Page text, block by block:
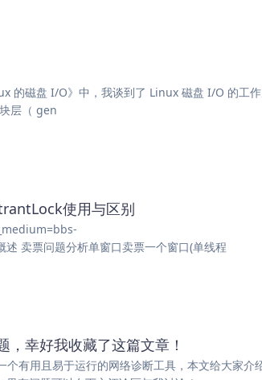
磁盘 I/O》中，我谈到了 Linux 磁盘 I/O 的工
层（ gen
使用与区别
卖票问题分析单窗口卖票一个窗口(单线程
幸好我收藏了这篇文章！
用且易于运行的网络诊断工具，本文给大家介